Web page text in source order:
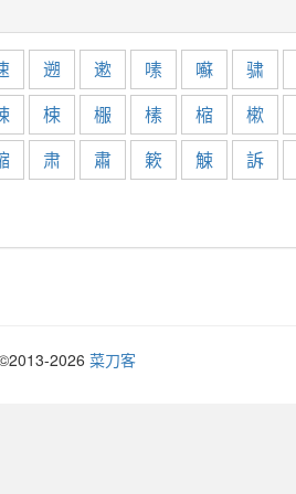
遡 遬 嗉 囌 骕
梀 棴 榡 樎 樕
肃 肅 簌 觫 訴
2026 菜刀客